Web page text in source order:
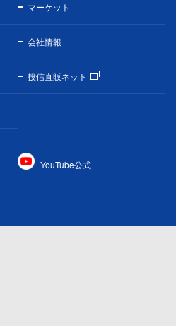
マーケット
会社情報
投信直販ネット
YouTube公式